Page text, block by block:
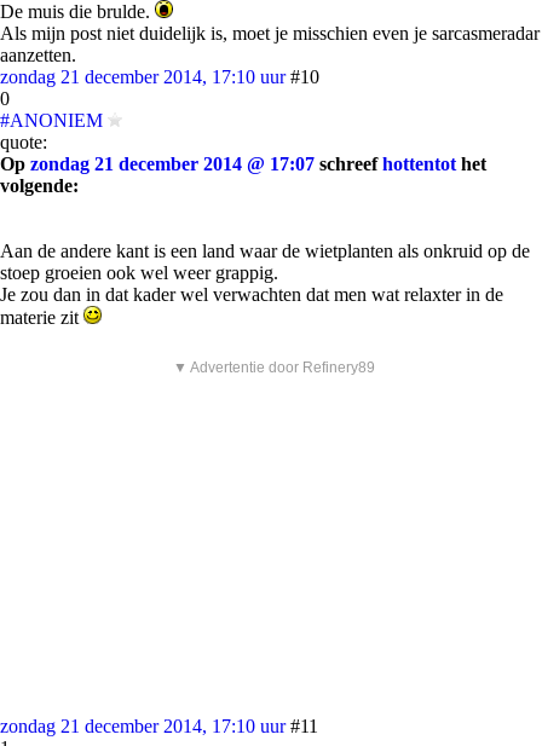
De muis die brulde.
Als mijn post niet duidelijk is, moet je misschien even je sarcasmeradar
aanzetten.
zondag 21 december 2014, 17:10 uur #10
0
#ANONIEM
quote:
Op zondag 21 december 2014 @ 17:07 schreefhottentot het
volgende:
Aan de andere kant is een land waar de wietplanten als onkruid op de
stoep groeien ook wel weer grappig.
Je zou dan in dat kader wel verwachten dat men wat relaxter in de
materie zit
▼ Advertentie door Refinery89
zondag 21 december 2014, 17:10 uur #11